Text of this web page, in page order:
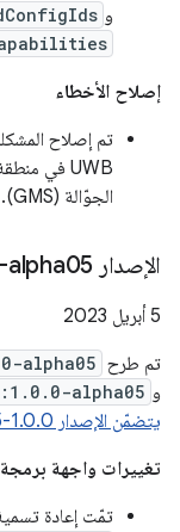
و
إصلاح الأخطاء
تم إصلاح
الجوّالة (GMS).
الإصدار ‎1
‫5 أبريل 2023
تم طرح alpha05
و alpha05
يتضمّن الإصدار 1.0.0-alpha05 هذه التعديلات.
تغييرات واجهة برمجة
تمّت إعادة